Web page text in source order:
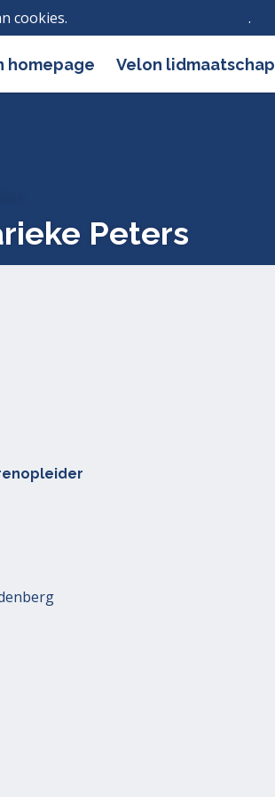
cookies. .
homepage Velon lidmaatschap
Peters